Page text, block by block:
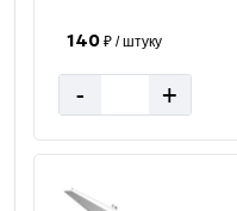
140₽ / штуку
- +